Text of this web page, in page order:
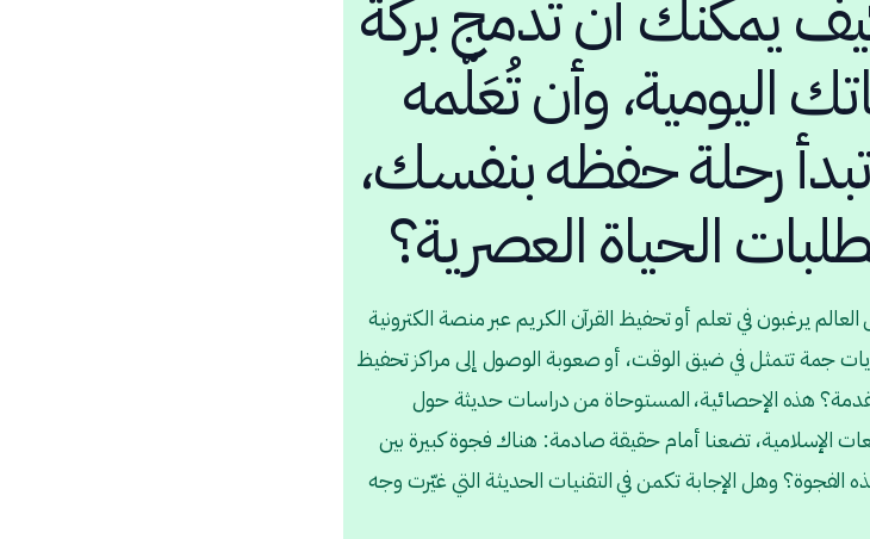
يمكنك أن تدمج بركة
اليومية، وأن تُعَلّمه
تبدأ رحلة حفظه بنفسك،
الحياة العصرية؟
المسلمين حول العالم يرغبون في تعلم أو تحفيظ القرآن الكريم عبر منصة الكترونية
جمة تتمثل في ضيق الوقت، أو صعوبة الوصول إلى مراكز تحفيظ
هذه الإحصائية، المستوحاة من دراسات حديثة حول
الإسلامية، تضعنا أمام حقيقة صادمة: هناك فجوة كبيرة بين
الفجوة؟ وهل الإجابة تكمن في التقنيات الحديثة التي غيّرت وجه